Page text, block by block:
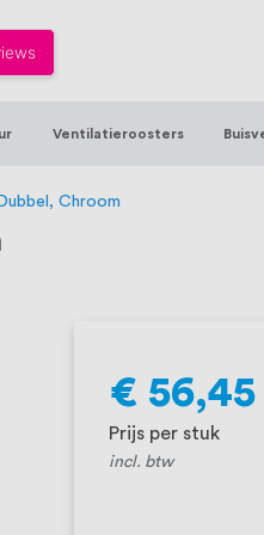
producten
webshop
jouw
goede relatie
Ventilatieroosters
Chroom
€ 56,45
Prijs per stuk
incl. btw